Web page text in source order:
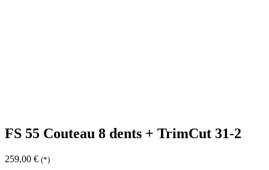
FS 55 Couteau 8 dents + TrimCut 31-2
259,00 € (*)